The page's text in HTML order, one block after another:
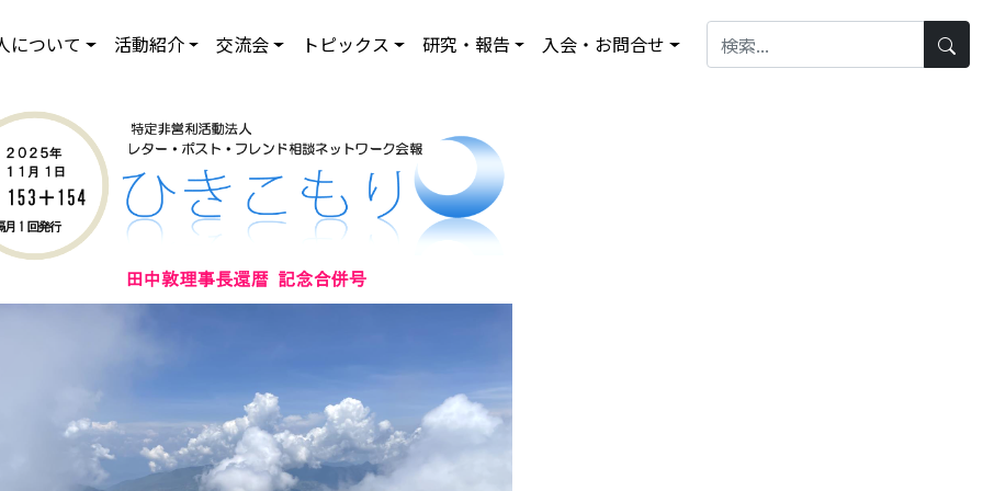
について 活動紹介 交流会 トピックス 研究・報告 入会・お問合せ